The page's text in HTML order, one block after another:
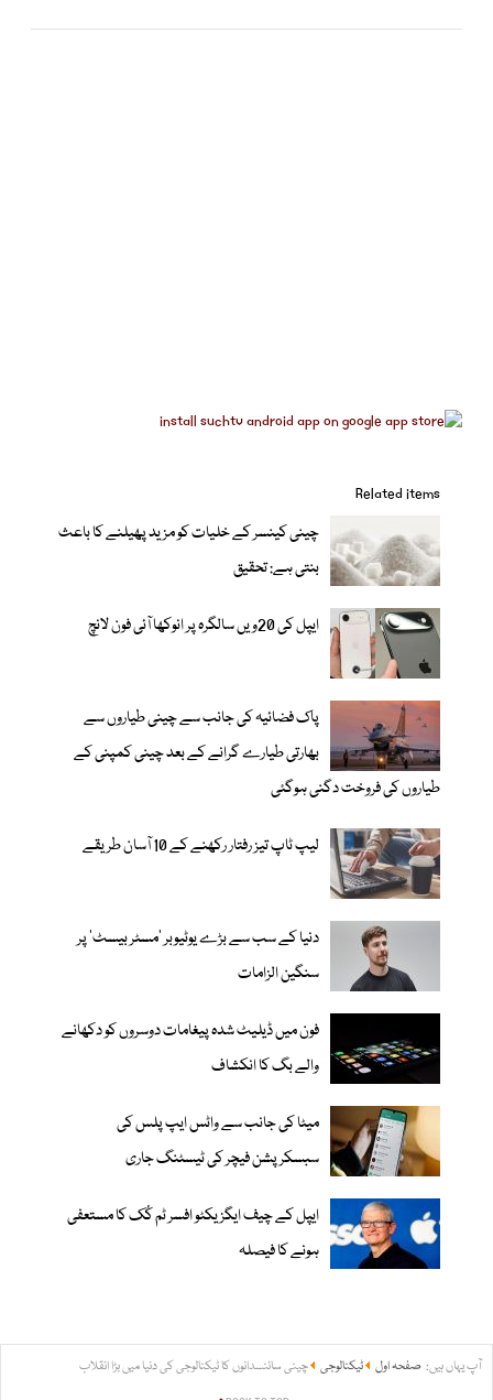
Related items
چینی کینسر کے خلیات کو مزید پھیلنے کا باعث
بنتی ہے: تحقیق
ایپل کی 20ویں سالگرہ پر انوکھا آئی فون لانچ
پاک فضائیہ کی جانب سے چینی طیاروں سے
بھارتی طیارے گرانے کے بعد چینی کمپنی کے
طیاروں کی فروخت دگنی ہوگئی
لیپ ٹاپ تیز رفتار رکھنے کے 10 آسان طریقے
دنیا کے سب سے بڑے یوٹیوبر ’مسٹر بیسٹ‘ پر
سنگین الزامات
فون میں ڈیلیٹ شدہ پیغامات دوسروں کو دکھانے
والے بگ کا انکشاف
میٹا کی جانب سے واٹس ایپ پلس کی
سبسکرپشن فیچر کی ٹیسٹنگ جاری
ایپل کے چیف ایگزیکٹو افسر ٹم کُک کا مستعفی
ہونے کا فیصلہ
آپ یہاں ہیں: صفحہ اول ٹیکنالوجی چینی سائنسدانوں کا ٹیکنالوجی کی دنیا میں بڑا انقلاب